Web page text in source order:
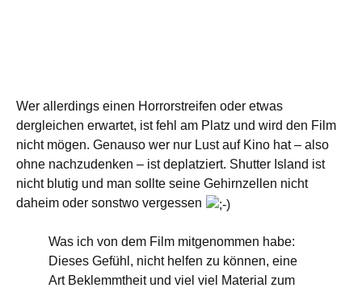
Wer allerdings einen Horrorstreifen oder etwas
dergleichen erwartet, ist fehl am Platz und wird den Film
nicht mögen. Genauso wer nur Lust auf Kino hat – also
ohne nachzudenken – ist deplatziert. Shutter Island ist
nicht blutig und man sollte seine Gehirnzellen nicht
daheim oder sonstwo vergessen
Was ich von dem Film mitgenommen habe:
Dieses Gefühl, nicht helfen zu können, eine
Art Beklemmtheit und viel viel Material zum